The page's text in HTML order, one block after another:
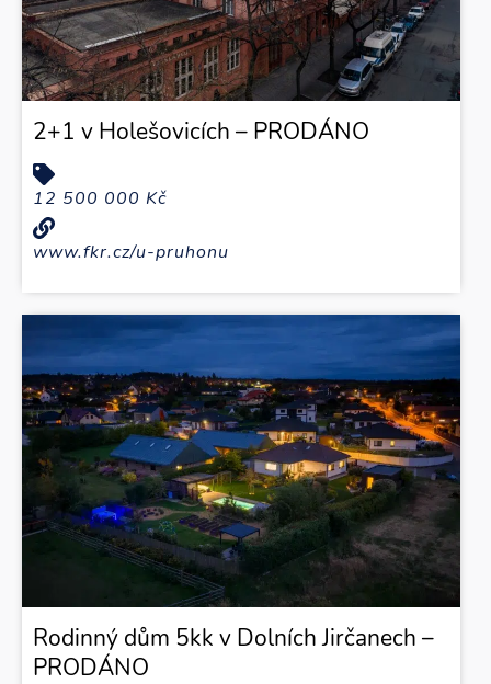
2+1 v Holešovicích – PRODÁNO
12 500 000 Kč
www.fkr.cz/u-pruhonu
Rodinný dům 5kk v Dolních Jirčanech –
PRODÁNO